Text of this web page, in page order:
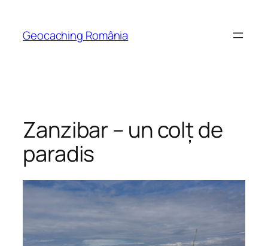
content
Geocaching România
Zanzibar – un colț de
paradis